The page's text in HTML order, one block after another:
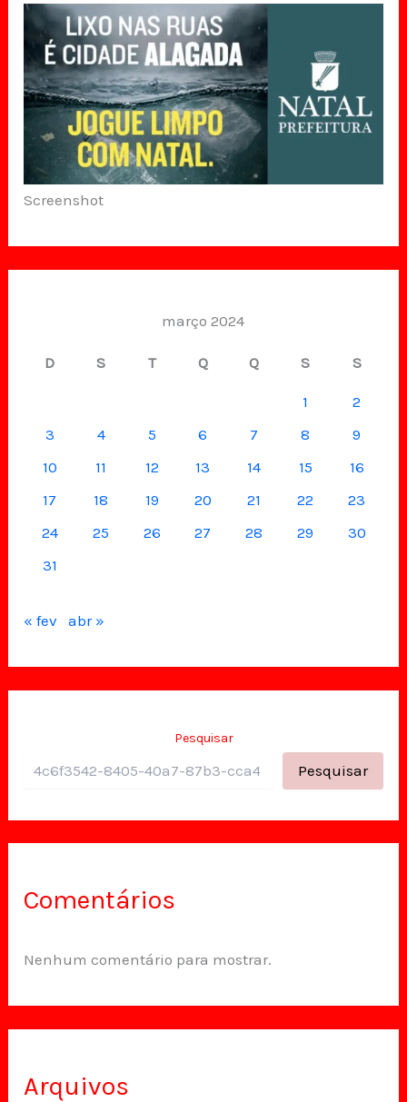
Screenshot
março 2024
D S T Q Q S S
1
2
3
4 5 6 7 8
9
10
11 12 13 14 15
16
17
18 19 20 21 22
23
24
25 26 27 28 29
30
31
« fev abr »
Pesquisar
Pesquisar
Comentários
Nenhum comentário para mostrar.
Arquivos